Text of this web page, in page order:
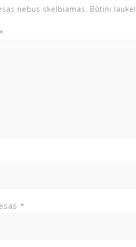
nebus skelbiamas. Būtini
*
*